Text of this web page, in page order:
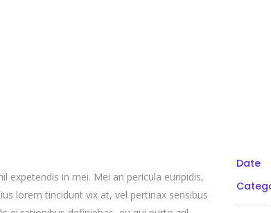
expetendis in mei. Mei an pericula euripidis,
lorem tincidunt vix at, vel pertinax sensibus
Date